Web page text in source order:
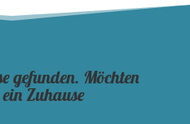
gefunden. Möchten
Zuhause